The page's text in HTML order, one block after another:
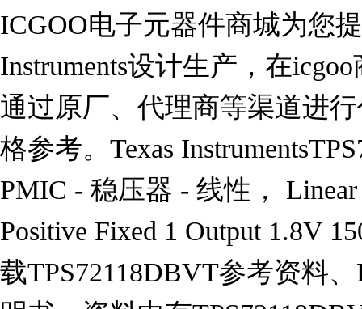
ICGOO电子元器件商城为您
Instruments设计生产，在
通过原厂、代理商等渠道进
格参考。Texas
PMIC - 稳压器 - 线性， Linear
Positive Fixed 1 Output 1.8V
载TPS72118DBVT参考资料